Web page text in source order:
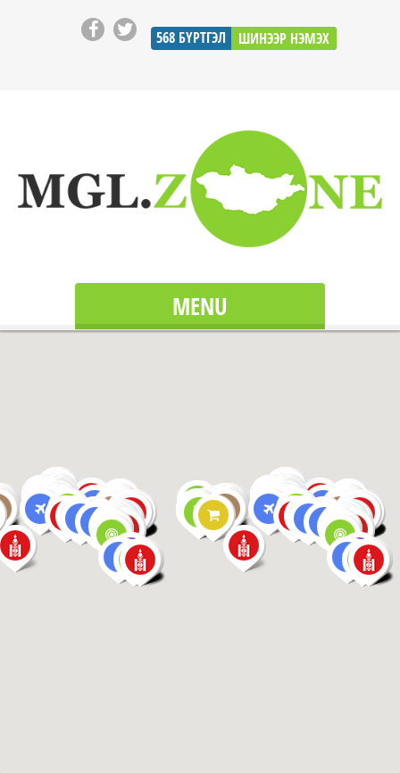
568 БҮРТГЭЛ ШИНЭЭР НЭМЭХ
MENU